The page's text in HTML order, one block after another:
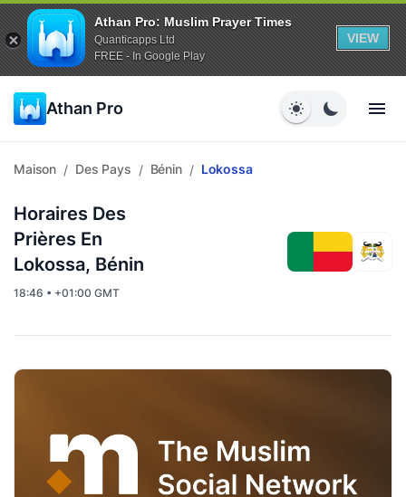
Athan Pro: Muslim Prayer Times
Quanticapps Ltd
FREE - In Google Play
VIEW
Athan Pro
Maison / Des Pays / Bénin / Lokossa
Horaires Des
Prières En
Lokossa, Bénin
18:46 • +01:00 GMT